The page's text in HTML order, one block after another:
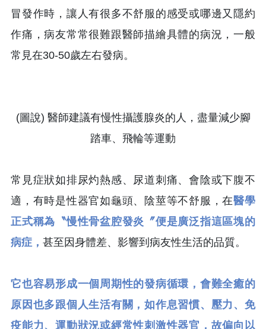
冒發作時，讓人有很多不舒服的感受或哪邊又隱約
作痛，病友常常很難跟醫師描繪具體的病況，一般
常見在30-50歲左右發病。
(圖說) 醫師建議有慢性攝護腺炎的人，盡量減少腳
踏車、飛輪等運動
常見症狀如排尿灼熱感、尿道刺痛、會陰或下腹不
適，有時是性器官如龜頭、陰莖等不舒服，在醫學
正式稱為〝慢性骨盆腔發炎〞便是廣泛指這區塊的
病症， 甚至因身體差、影響到病友性生活的品質。
它也容易形成一個周期性的發病循環，會難全癒的
原因也多跟個人生活有關，如作息習慣、壓力、免
疫能力、運動狀況或經常性刺激性器官，故偏向以